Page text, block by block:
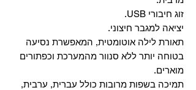
זוג חיבורי USB.
יציאה למגבר חיצוני.
תאורת לילה אוטומטית, המאפשרת נסיעה
בטוחה יותר ללא סנוור מהמערכת וכפתורים
מוארים.
תמיכה בשפות מרובות כולל עברית, ערבית,